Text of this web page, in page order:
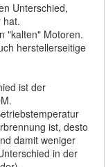
Unterschied,
hat.
"kalten" Motoren.
herstellerseitige
ist der
ist, desto
damit weniger
in der